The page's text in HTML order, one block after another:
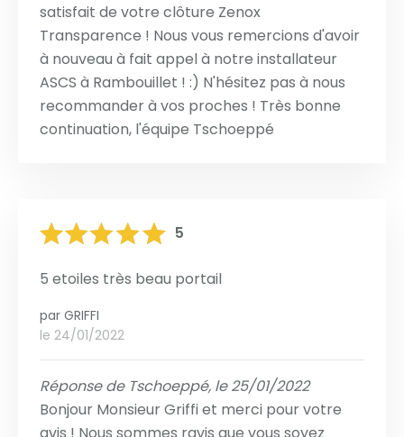
satisfait de votre clôture Zenox
Transparence ! Nous vous remercions d'avoir
à nouveau à fait appel à notre installateur
ASCS à Rambouillet ! :) N'hésitez pas à nous
recommander à vos proches ! Très bonne
continuation, l'équipe Tschoeppé
5
5 etoiles très beau portail
par GRIFFI
le 24/01/2022
Réponse de Tschoeppé, le 25/01/2022
Bonjour Monsieur Griffi et merci pour votre